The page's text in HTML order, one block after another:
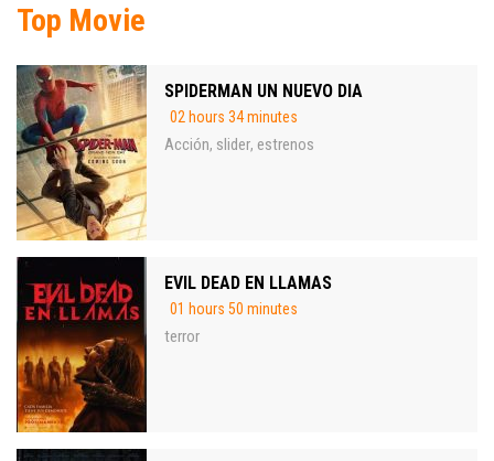
Top Movie
SPIDERMAN UN NUEVO DIA
02 hours 34 minutes
Acción, slider, estrenos
EVIL DEAD EN LLAMAS
01 hours 50 minutes
terror